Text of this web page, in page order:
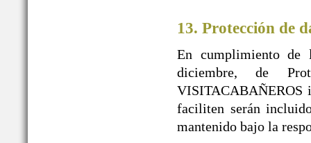
13. Protección de
En cumplimiento de
diciembre, de
VISITACABAÑEROS
faciliten serán
mantenido bajo la